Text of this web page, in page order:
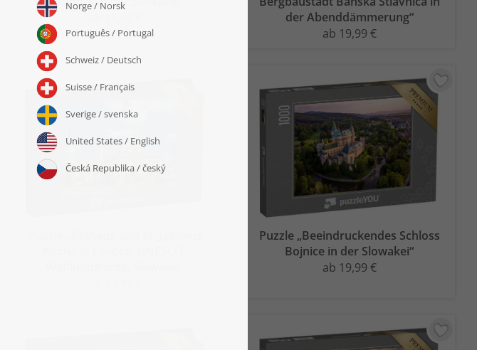
der Abenddämmerung“
ab 19,99 €
Puzzle „Beeindruckendes Schloss
Bojnice in der Slowakei“
ab 19,99 €